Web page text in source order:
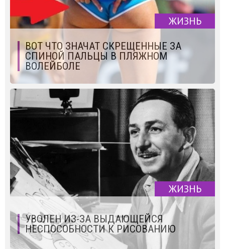
ЖИЗНЬ
ВОТ ЧТО ЗНАЧАТ СКРЕЩЕННЫЕ ЗА
СПИНОЙ ПАЛЬЦЫ В ПЛЯЖНОМ
ВОЛЕЙБОЛЕ
ЖИЗНЬ
УВОЛЕН ИЗ-ЗА ВЫДАЮЩЕЙСЯ
НЕСПОСОБНОСТИ К РИСОВАНИЮ